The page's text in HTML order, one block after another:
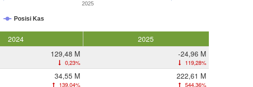
Posisi Kas
2025
2024
2025
129,48 M
0,23%
-24,96 M
119,28%
34,55 M
139,04%
222,61 M
544,36%